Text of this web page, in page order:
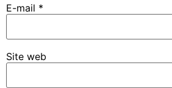
E-mail *
Site web